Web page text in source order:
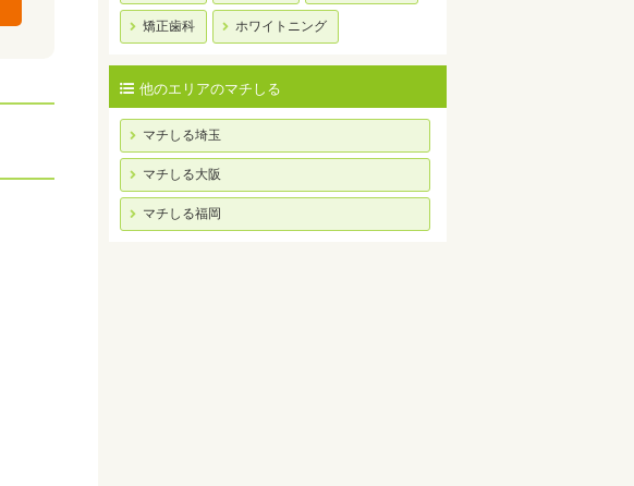
矯正歯科 ホワイトニング
他のエリアのマチしる
マチしる埼玉
マチしる大阪
マチしる福岡